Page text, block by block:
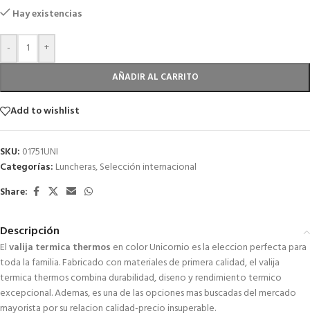
Hay existencias
- +
AÑADIR AL CARRITO
Add to wishlist
SKU: 01751UNI
Categorías: Luncheras,Selección internacional
Share:
Descripción
Elvalija termica thermos en color Unicornio es la eleccion perfecta para
toda la familia. Fabricado con materiales de primera calidad, el valija
termica thermos combina durabilidad, diseno y rendimiento termico
excepcional. Ademas, es una de las opciones mas buscadas del mercado
mayorista por su relacion calidad-precio insuperable.